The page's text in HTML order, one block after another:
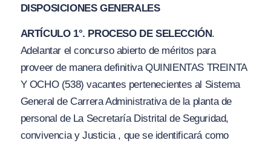
DISPOSICIONES GENERALES
ARTÍCULO 1°. PROCESO DE SELECCIÓN.
Adelantar el concurso abierto de méritos para
proveer de manera definitiva QUINIENTAS TREINTA
Y OCHO (538) vacantes pertenecientes al Sistema
General de Carrera Administrativa de la planta de
personal de La Secretaría Distrital de Seguridad,
convivencia y Justicia , que se identificará como